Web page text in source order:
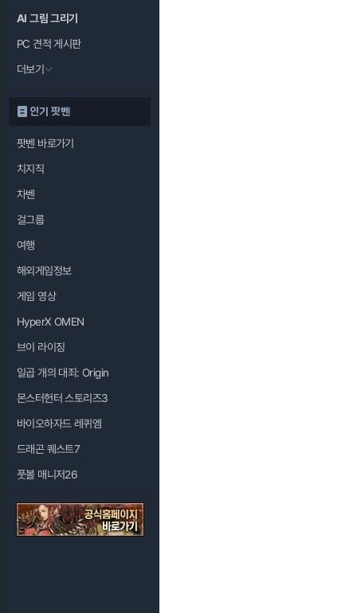
AI 그림 그리기
PC 견적 게시판
더보기
인기 팟벤
팟벤 바로가기
치지직
차벤
걸그룹
여행
해외게임정보
게임 영상
HyperX OMEN
브이 라이징
일곱 개의 대죄: Origin
몬스터헌터 스토리즈3
바이오하자드 레퀴엠
드래곤 퀘스트7
풋볼 매니저26